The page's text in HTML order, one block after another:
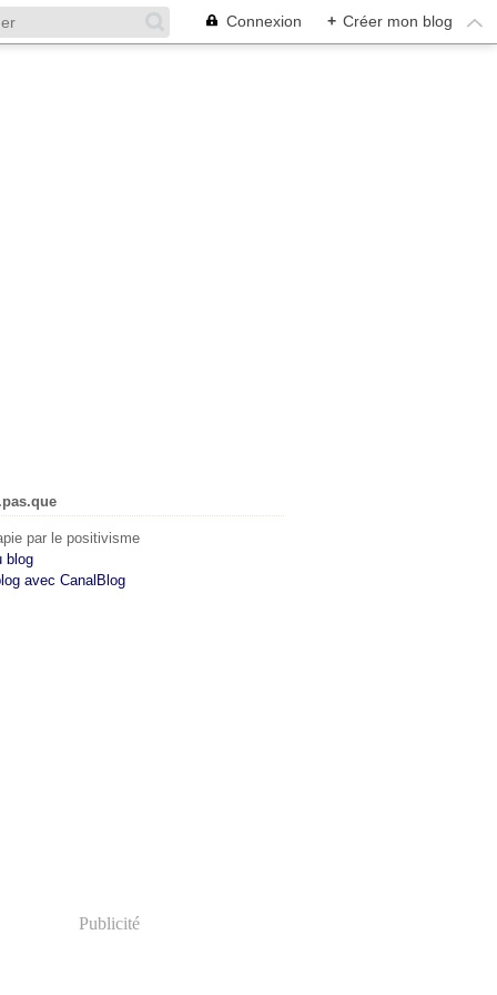
Connexion + Créer mon blog
par le positivisme
blog
avec CanalBlog
Publicité